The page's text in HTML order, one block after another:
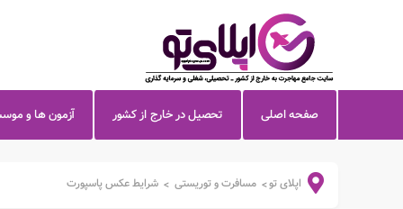
صفحه اصلی تحصیل در خارج از کشور آزمون ها و
اپلای تو> مسافرت و توریستی > شرایط عکس پاسپورت